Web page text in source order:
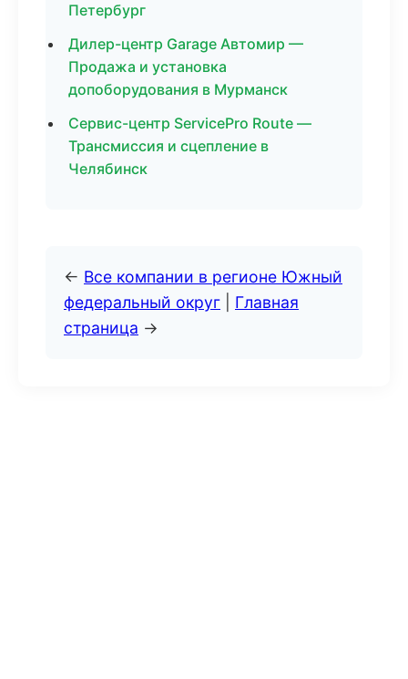
Петербург
Дилер-центр Garage Автомир —
Продажа и установка
допоборудования в Мурманск
Сервис-центр ServicePro Route —
Трансмиссия и сцепление в
Челябинск
← Все компании в регионе Южный
федеральный округ
Главная
страница →